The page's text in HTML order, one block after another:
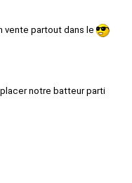
vente partout dans le
notre batteur parti